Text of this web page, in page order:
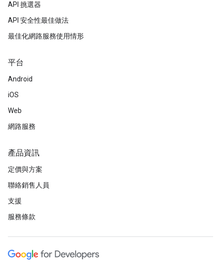
API 挑選器
API 安全性最佳做法
最佳化網路服務使用情形
平台
Android
iOS
Web
網路服務
產品資訊
定價與方案
聯絡銷售人員
支援
服務條款